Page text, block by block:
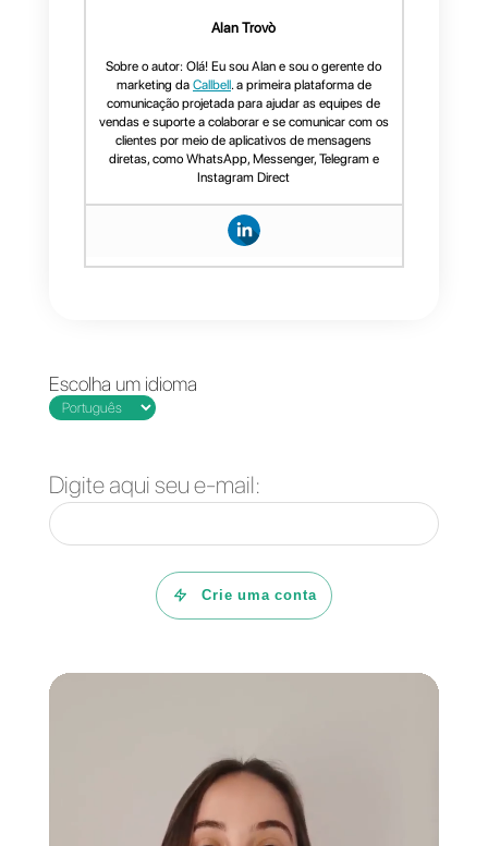
desenvolvida para times de
suporte e vendas que desejem
centralizar suas comunicações
num só lugar. Uma das apps de
mensagerias mais usadas para
integrar a Callbell é o WhatsApp
um número de telefone para
WhatsApp com a Callbell e que
o serviço funcione melhor, é
aqui onde conecta o tema do
empresas acostumam comprar
usá-los no WhatsApp e atender
seus clientes, e através da